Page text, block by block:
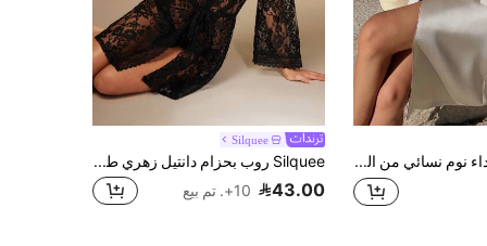
DAZY رداء نوم نسائي من الساتان مطرز بالحروف مع ياقة شال وأكمام طويلة
Silquee
Silquee روب بحزام دانتيل زهري طقم ملابس داخلية
43.00 10+. تم بيع